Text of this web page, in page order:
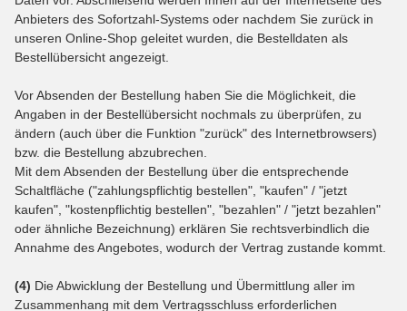
Anbieters des Sofortzahl-Systems oder nachdem Sie zurück in
unseren Online-Shop geleitet wurden, die Bestelldaten als
Bestellübersicht angezeigt.
Vor Absenden der Bestellung haben Sie die Möglichkeit, die
Angaben in der Bestellübersicht nochmals zu überprüfen, zu
ändern (auch über die Funktion "zurück" des Internetbrowsers)
bzw. die Bestellung abzubrechen.
Mit dem Absenden der Bestellung über die entsprechende
Schaltfläche ("zahlungspflichtig bestellen", "kaufen" / "jetzt
kaufen", "kostenpflichtig bestellen", "bezahlen" / "jetzt bezahlen"
oder ähnliche Bezeichnung) erklären Sie rechtsverbindlich die
Annahme des Angebotes, wodurch der Vertrag zustande kommt.
(4) Die Abwicklung der Bestellung und Übermittlung aller im
Zusammenhang mit dem Vertragsschluss erforderlichen